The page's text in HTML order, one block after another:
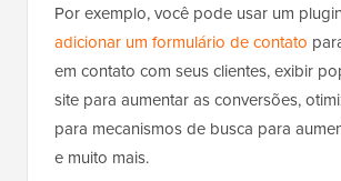
Por exemplo, você pode usar um
adicionar um formulário de contato
em contato com seus clientes, exibir
site para aumentar as conversões,
para mecanismos de busca para
e muito mais.